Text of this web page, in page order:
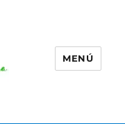
MENÚ